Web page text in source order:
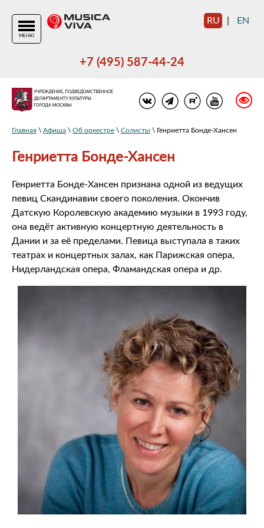
МЕНЮ
RU EN
+7 (495) 587-44-24
Главная \ Афиша \ Об оркестре \ Солисты \ Генриетта Бонде-Хансен
Генриетта Бонде-Хансен
Генриетта Бонде-Хансен признана одной из ведущих
певиц Скандинавии своего поколения. Окончив
Датскую Королевскую академию музыки в 1993 году,
она ведёт активную концертную деятельность в
Дании и за её пределами. Певица выступала в таких
театрах и концертных залах, как Парижская опера,
Нидерландская опера, Фламандская опера и др.